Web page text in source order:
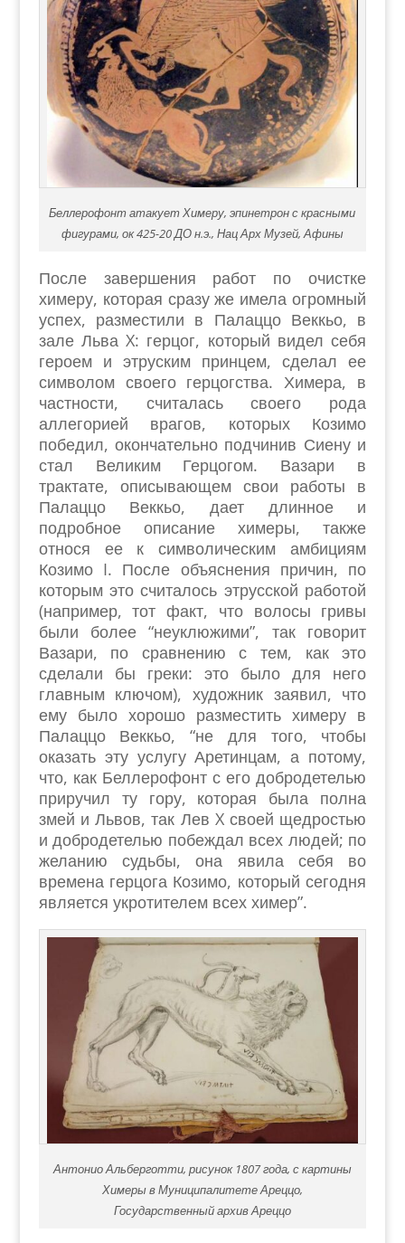
Беллерофонт атакует Химеру, эпинетрон с красными
фигурами, ок 425-20 ДО н.э., Нац Арх Музей, Афины
После завершения работ по очистке
химеру, которая сразу же имела огромный
успех, разместили в Палаццо Веккьо, в
зале Льва X: герцог, который видел себя
героем и этруским принцем, сделал ее
символом своего герцогства. Химера, в
частности, считалась своего рода
аллегорией врагов, которых Козимо
победил, окончательно подчинив Сиену и
стал Великим Герцогом. Вазари в
трактате, описывающем свои работы в
Палаццо Веккьо, дает длинное и
подробное описание химеры, также
относя ее к символическим амбициям
Козимо I. После объяснения причин, по
которым это считалось этрусской работой
(например, тот факт, что волосы гривы
были более “неуклюжими”, так говорит
Вазари, по сравнению с тем, как это
сделали бы греки: это было для него
главным ключом), художник заявил, что
ему было хорошо разместить химеру в
Палаццо Веккьо, “не для того, чтобы
оказать эту услугу Аретинцам, а потому,
что, как Беллерофонт с его добродетелью
приручил ту гору, которая была полна
змей и Львов, так Лев X своей щедростью
и добродетелью побеждал всех людей; по
желанию судьбы, она явила себя во
времена герцога Козимо, который сегодня
является укротителем всех химер”.
Антонио Альберготти, рисунок 1807 года, с картины
Химеры в Муниципалитете Ареццо,
Государственный архив Ареццо